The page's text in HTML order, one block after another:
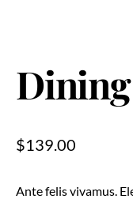
$139.00
Ante felis vivamus.